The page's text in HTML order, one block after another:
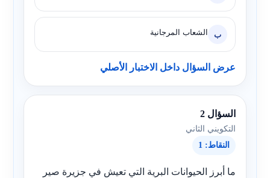
ب الشعاب المرجانية
عرض السؤال داخل الاختبار الأصلي
السؤال 2
التكويني الثاني
النقاط: 1
ما أبرز الحيوانات البرية التي تعيش في جزيرة صير